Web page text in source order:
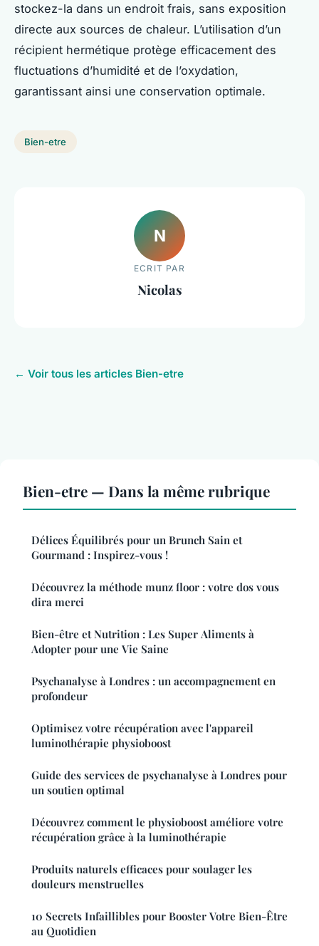
stockez-la dans un endroit frais, sans exposition
directe aux sources de chaleur. L’utilisation d’un
récipient hermétique protège efficacement des
fluctuations d’humidité et de l’oxydation,
garantissant ainsi une conservation optimale.
Bien-etre
N
ECRIT PAR
Nicolas
← Voir tous les articles Bien-etre
Bien-etre — Dans la même rubrique
Délices Équilibrés pour un Brunch Sain et
Gourmand : Inspirez-vous !
Découvrez la méthode munz floor : votre dos vous
dira merci
Bien-être et Nutrition : Les Super Aliments à
Adopter pour une Vie Saine
Psychanalyse à Londres : un accompagnement en
profondeur
Optimisez votre récupération avec l'appareil
luminothérapie physioboost
Guide des services de psychanalyse à Londres pour
un soutien optimal
Découvrez comment le physioboost améliore votre
récupération grâce à la luminothérapie
Produits naturels efficaces pour soulager les
douleurs menstruelles
10 Secrets Infaillibles pour Booster Votre Bien-Être
au Quotidien